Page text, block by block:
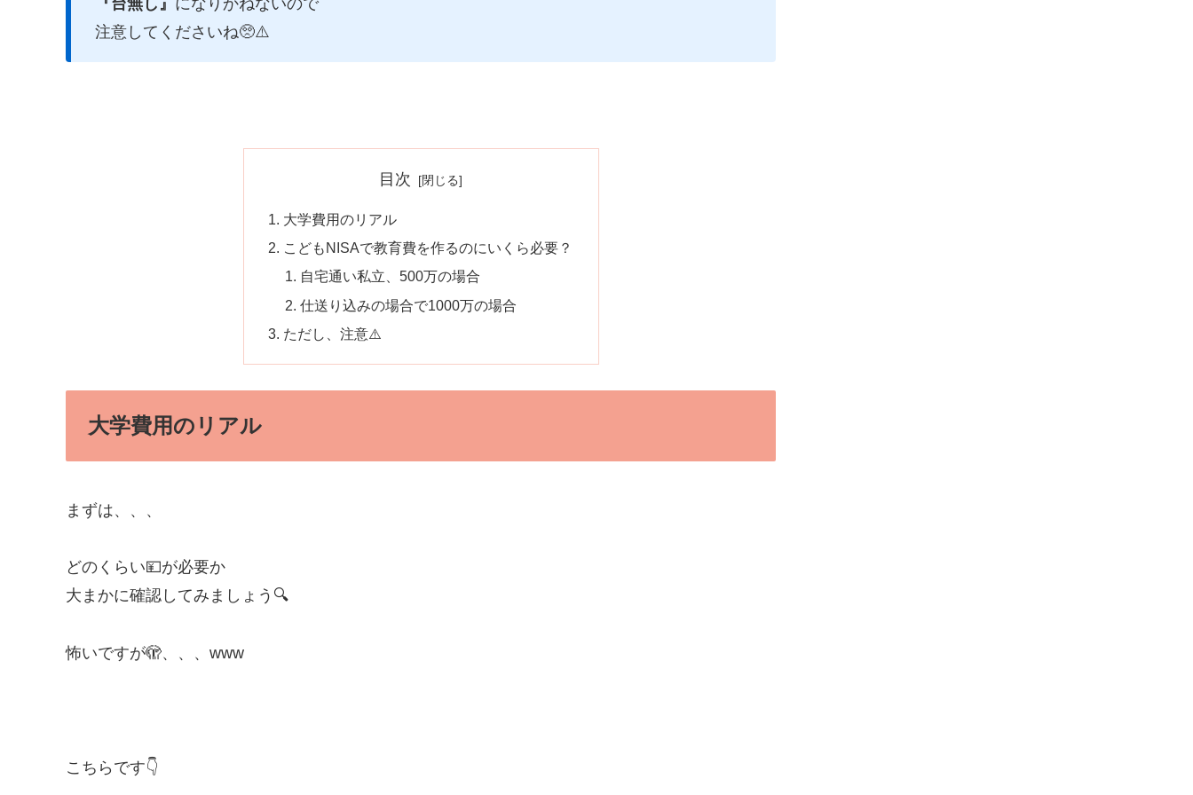
『台無し』 になりかねないので
注意してくださいね🥺⚠️
目次
大学費用のリアル
こどもNISAで教育費を作るのにいくら必要？
自宅通い私立、500万の場合
仕送り込みの場合で1000万の場合
ただし、注意⚠️
大学費用のリアル
まずは、、、
どのくらい💴が必要か
大まかに確認してみましょう🔍
怖いですが🫣、、、www
こちらです👇